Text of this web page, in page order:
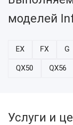
моделей
EX FX G
QX50 QX56
Услуги и